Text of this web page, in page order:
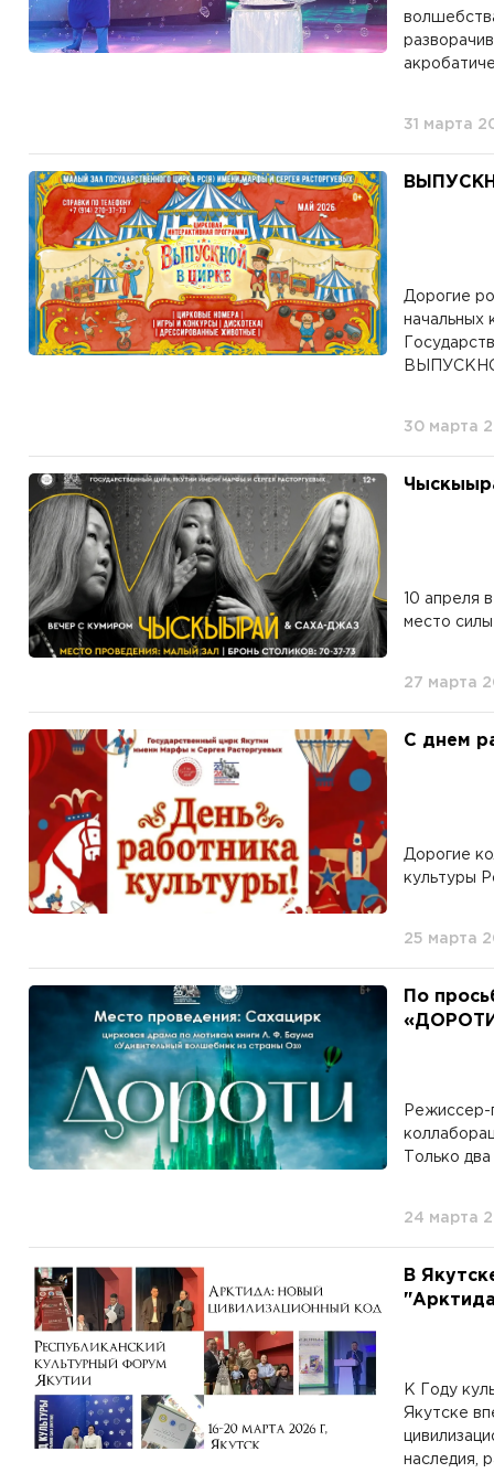
31 марта
Дорогие
начальных
30 марта
10 апреля
место
27 марта
С днем
Дорогие
культуры
25 марта
По
Режиссер-
Только
24 марта
В
К Году
Якутске
наследия,